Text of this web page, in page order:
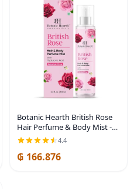
Botanic Hearth British Rose
Hair Perfume & Body Mist -
3.4 onzas líquidas | Long-
Lasting Hair Deodorizer &
Body Scent, Alcohol-Free
4.4
₲ 166.876